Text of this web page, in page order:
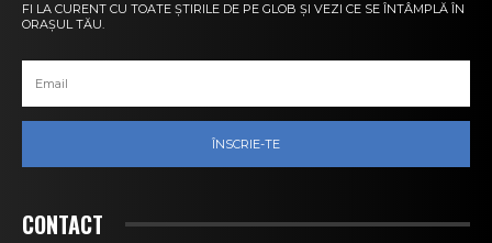
FI LA CURENT CU TOATE ȘTIRILE DE PE GLOB ȘI VEZI CE SE ÎNTÂMPLĂ ÎN
ORAȘUL TĂU.
ÎNSCRIE-TE
CONTACT